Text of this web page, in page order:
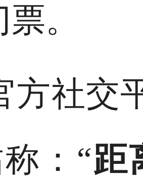
。
方社交
：“距